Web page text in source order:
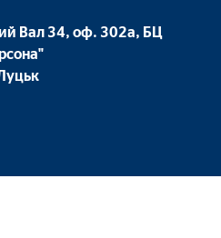
Вал 34, оф. 302а, БЦ